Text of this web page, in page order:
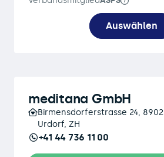
Auswählen
meditana GmbH
Birmensdorferstrasse 24, 8902
Urdorf, ZH
+41 44 736 11 00